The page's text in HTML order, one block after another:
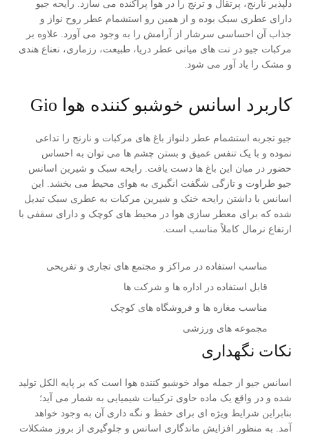
دلپذیر نارنج، پرتقال و ترنج را در هوا پراکنده می سازد. رایحه جیو
دارای عطری سبک بوده و از همین رو استشمام عطر روح نواز و
جذاب آن احساسی سرشار از آرامش را به وجود می آورد. علاوه بر
مرکبات جیو در نت های میانی عطر دریا، طبیعت، رزماری، نعناع هندی
و مشک را یاد آور می شود.
کاربرد اسانس خوشبو کننده هوا Gio
جیو تجربه استشمام عطر دلنواز باغ های مرکبات و نارنج را تداعی
نموده و با یک تنفس عمیق و بستن چشم ها می توان به احساس
حضور در میان این باغ ها دست یافت. رایحه سبک و شیرین اسانس
جیو طراوت و تازگی شگفت انگیزی به هوای محیط می بخشد. این
اسانس با داشتن رایحه خنک و شیرین مرکبات به عطری سبک تبدیل
شده که برای معطر سازی هوا در محیط های کوچک و دارای سقفی با
ارتفاع نرمال کاملاً مناسب است.
مناسب استفاده در مراکز و مجتمع های تجاری و تفریحی
قابل استفاده در اداره ها و شرکت ها
مناسب مغازه ها و فروشگاه های کوچک
مجموعه های ورزشی
نکات نگهداری
اسانس جیو از جمله مواد خوشبو کننده هوا است که بر پایه الکل تولید
شده و در واقع یک ماده حاوی ترکیبات شیمیایی به شمار می آید؛
بنابراین شرایط ویژه ای برای حفظ و نگه داری آن به وجود خواهد
آمد. به منظور افزایش ماندگاری اسانس و جلوگیری از بروز مشکلات